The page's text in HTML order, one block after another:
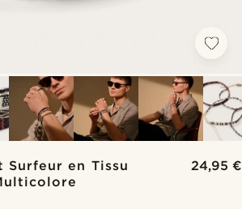
en Tissu
24,95 €